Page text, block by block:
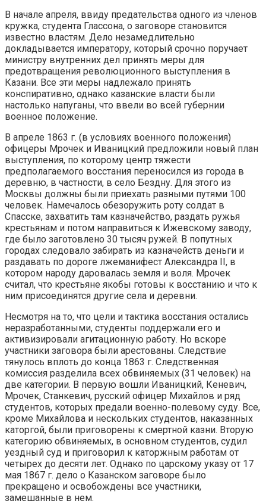
В начале апреля, ввиду предательства одного из членов
кружка, сту­дента Глассона, о заговоре становится
известно властям. Дело незамед­лительно
докладывается императору, который срочно поручает
министру внутренних дел принять меры для
предотвращения революционного выступ­ления в
Казани. Все эти меры надлежало принять
конспиративно, однако казанские власти были
настолько напуганы, что ввели во всей губернии
военное положение.
В апреле 1863 г. (в условиях военного положения)
офицеры Мрочек и Иваницкий предложили новый план
выступления, по которому центр тяжести
предполагаемого восстания переносился из города в
деревню, в частности, в село Бездну. Для этого из
Москвы должны были приехать разными путями 100
человек. Намечалось обезоружить роту солдат в
Спасске, захватить там казначейство, раздать ружья
крестьянам и потом направиться к Ижевскому заводу,
где было заготовлено 30 тысяч ружей. В попутных
городах следовало забирать из казначейств деньги и
раздавать по дороге лжеманифест Александра II, в
котором народу даровалась земля и воля. Мрочек
считал, что крестьяне якобы готовы к восстанию и что к
ним присоединятся другие села и деревни.
Несмотря на то, что цели и тактика восстания остались
неразработанными, студенты поддержали его и
активизировали агитационную работу. Но вскоре
участники заговора были арестованы. Следствие
тянулось вплоть до конца 1863 г. Следственная
комиссия разделила всех обвиняемых (31 человек) на
две категории. В первую вошли Иваницкий, Кеневич,
Мрочек, Станкевич, русский офицер Михайлов и ряд
студентов, которых предали военно-полевому суду. Все,
кроме Михайлова и нескольких студентов, на­казанных
каторгой, были приговорены к смертной казни. Вторую
категорию обвиняемых, в основном студентов, судил
уездный суд и приговорил к ка­торжным работам от
четырех до десяти лет. Однако по царскому указу от 17
мая 1867 г. дело о Казанском заговоре было
прекращено и освобождены все участники,
замешанные в нем.